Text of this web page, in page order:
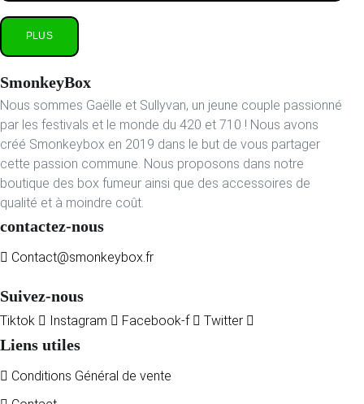
PLUS
SmonkeyBox
Nous sommes Gaëlle et Sullyvan, un jeune couple passionné
par les festivals et le monde du 420 et 710 ! Nous avons
créé Smonkeybox en 2019 dans le but de vous partager
cette passion commune. Nous proposons dans notre
boutique des box fumeur ainsi que des accessoires de
qualité et à moindre coût.
contactez-nous
Contact@smonkeybox.fr
Suivez-nous
Tiktok Instagram Facebook-f Twitter
Liens utiles
Conditions Général de vente